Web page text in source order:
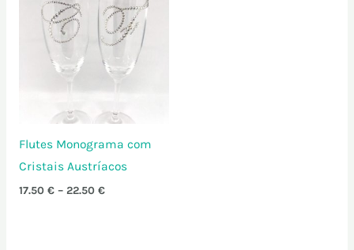
Flutes Monograma com
Cristais Austríacos
17.50 € – 22.50 €
17.50 €
through
22.50 €